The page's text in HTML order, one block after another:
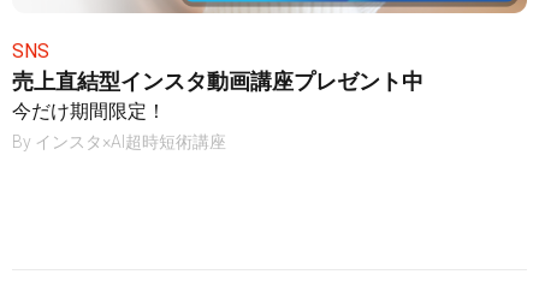
SNS
売上直結型インスタ動画講座プレゼント中
今だけ期間限定！
By インスタ×AI超時短術講座